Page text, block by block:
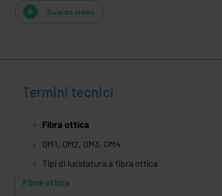
Guarda video
Termini tecnici
Fibra ottica
OM1, OM2, OM3, OM4
Tipi di lucidatura a fibra ottica
Fibra ottica